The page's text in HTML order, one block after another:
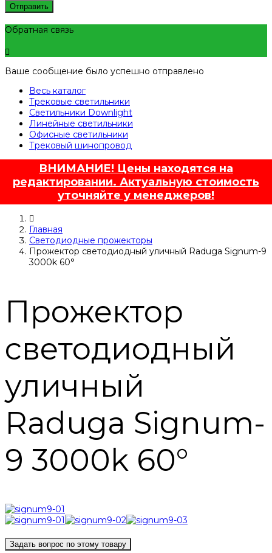
Отправить
Обратная связь
Ваше сообщение было успешно отправлено
Весь каталог
Трековые светильники
Светильники Downlight
Линейные светильники
Офисные светильники
Трековый шинопровод
ВНИМАНИЕ! Цены находятся на
редактировании. Актуальную стоимость
уточняйте у менеджеров!
Главная
Светодиодные прожекторы
Прожектор светодиодный уличный Raduga Signum-9
3000k 60°
Прожектор
светодиодный
уличный
Raduga Signum-
9 3000k 60°
Задать вопрос по этому товару